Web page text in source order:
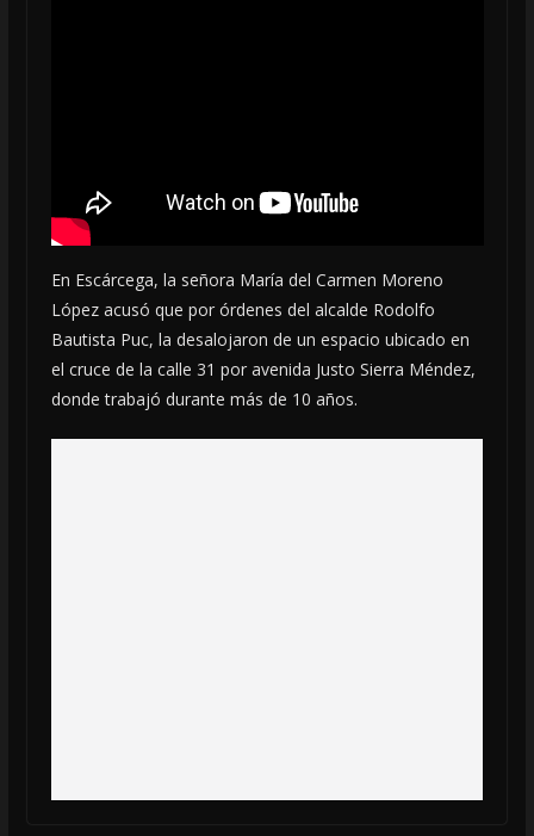
En Escárcega, la señora María del Carmen Moreno
López acusó que por órdenes del alcalde Rodolfo
Bautista Puc, la desalojaron de un espacio ubicado en
el cruce de la calle 31 por avenida Justo Sierra Méndez,
donde trabajó durante más de 10 años.